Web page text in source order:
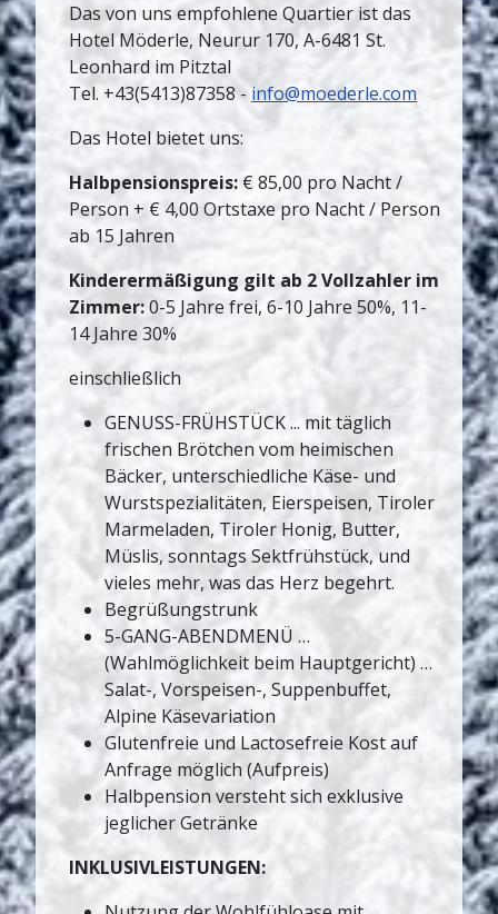
Das von uns empfohlene Quartier ist das
Hotel Möderle, Neurur 170, A-6481 St.
Leonhard im Pitztal
Tel. +43(5413)87358 - info@moederle.com
Das Hotel bietet uns:
Halbpensionspreis: € 85,00 pro Nacht /
Person + € 4,00 Ortstaxe pro Nacht / Person
ab 15 Jahren
Kinderermäßigung gilt ab 2 Vollzahler im
Zimmer:0-5 Jahre frei, 6-10 Jahre 50%, 11-
14 Jahre 30%
einschließlich
GENUSS-FRÜHSTÜCK ... mit täglich
frischen Brötchen vom heimischen
Bäcker, unterschiedliche Käse- und
Wurstspezialitäten, Eierspeisen, Tiroler
Marmeladen, Tiroler Honig, Butter,
Müslis, sonntags Sektfrühstück, und
vieles mehr, was das Herz begehrt.
Begrüßungstrunk
5-GANG-ABENDMENÜ …
(Wahlmöglichkeit beim Hauptgericht) …
Salat-, Vorspeisen-, Suppenbuffet,
Alpine Käsevariation
Glutenfreie und Lactosefreie Kost auf
Anfrage möglich (Aufpreis)
Halbpension versteht sich exklusive
jeglicher Getränke
INKLUSIVLEISTUNGEN: